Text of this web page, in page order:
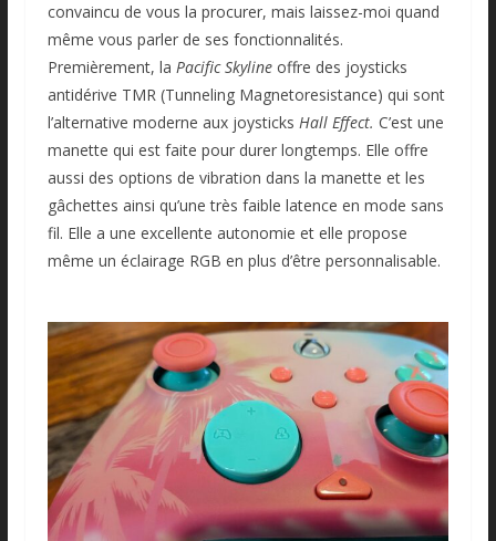
convaincu de vous la procurer, mais laissez-moi quand
même vous parler de ses fonctionnalités.
Premièrement, la Pacific Skylineoffre des joysticks
antidérive TMR (Tunneling Magnetoresistance) qui sont
l’alternative moderne aux joysticks Hall Effect. C’est une
manette qui est faite pour durer longtemps. Elle offre
aussi des options de vibration dans la manette et les
gâchettes ainsi qu’une très faible latence en mode sans
fil. Elle a une excellente autonomie et elle propose
même un éclairage RGB en plus d’être personnalisable.